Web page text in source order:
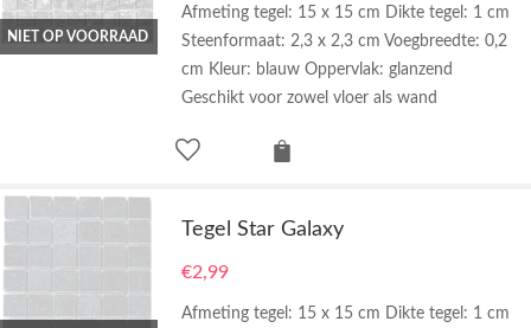
NIET OP VOORRAAD
Afmeting tegel: 15 x 15 cm Dikte tegel: 1 cm
Steenformaat: 2,3 x 2,3 cm Voegbreedte: 0,2
cm Kleur: blauw Oppervlak: glanzend
Geschikt voor zowel vloer als wand
Tegel Star Galaxy
€2,99
Afmeting tegel: 15 x 15 cm Dikte tegel: 1 cm